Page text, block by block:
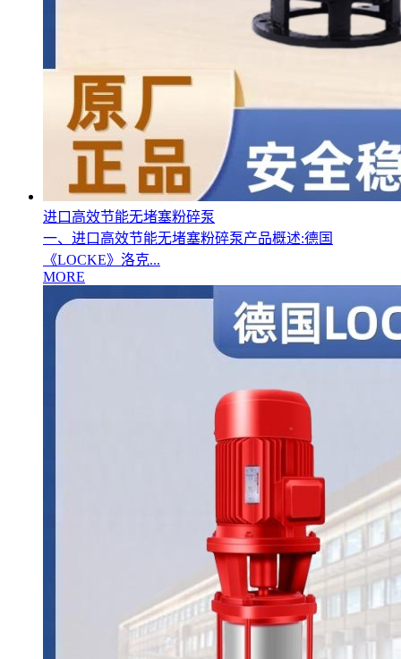
进口高效节能无堵塞粉碎泵
一、进口高效节能无堵塞粉碎泵产品概述:德国
《LOCKE》洛克...
MORE